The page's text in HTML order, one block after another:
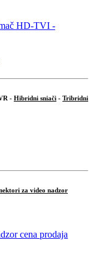
- Hibridni sniači - Tribridni
za video nadzor